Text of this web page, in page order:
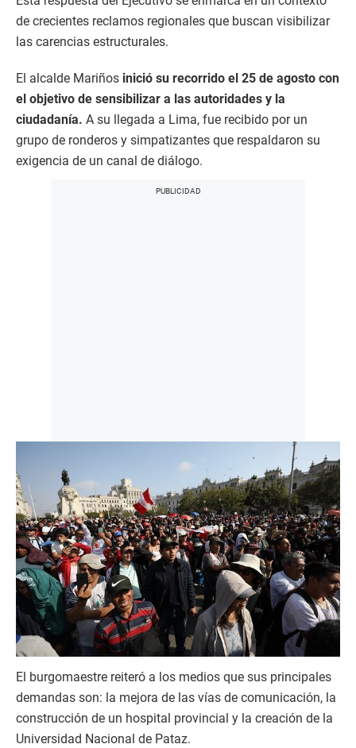
de crecientes reclamos regionales que buscan visibilizar
las carencias estructurales.
El alcalde Mariños inició su recorrido el 25 de agosto con
el objetivo de sensibilizar a las autoridades y la
ciudadanía. A su llegada a Lima, fue recibido por un
grupo de ronderos y simpatizantes que respaldaron su
exigencia de un canal de diálogo.
El burgomaestre reiteró a los medios que sus principales
demandas son: la mejora de las vías de comunicación, la
construcción de un hospital provincial y la creación de la
Universidad Nacional de Pataz.